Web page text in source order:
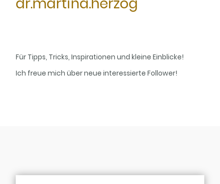
Für Tipps, Tricks, Inspirationen und kleine Einblicke!
Ich freue mich über neue interessierte Follower!